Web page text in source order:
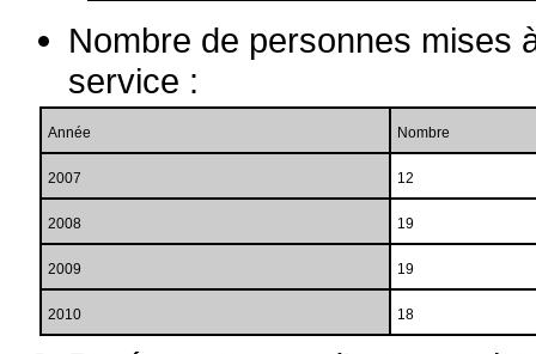
Nombre de personnes mises
service :
Année Nombre
2007 12
2008 19
2009 19
2010 18